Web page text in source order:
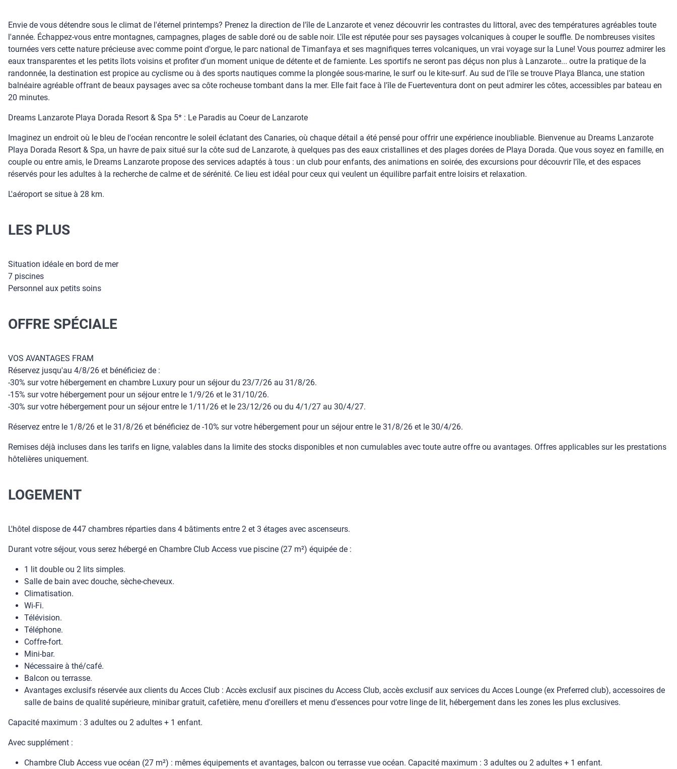
Envie de vous détendre sous le climat de l'éternel printemps? Prenez la direction de l'île de Lanzarote et venez découvrir les contrastes du littoral, avec des températures agréables toute
l'année. Échappez-vous entre montagnes, campagnes, plages de sable doré ou de sable noir. L'île est réputée pour ses paysages volcaniques à couper le souffle. De nombreuses visites
tournées vers cette nature précieuse avec comme point d'orgue, le parc national de Timanfaya et ses magnifiques terres volcaniques, un vrai voyage sur la Lune! Vous pourrez admirer les
eaux transparentes et les petits îlots voisins et profiter d'un moment unique de détente et de farniente. Les sportifs ne seront pas déçus non plus à Lanzarote... outre la pratique de la
randonnée, la destination est propice au cyclisme ou à des sports nautiques comme la plongée sous-marine, le surf ou le kite-surf. Au sud de l'île se trouve Playa Blanca, une station
balnéaire agréable offrant de beaux paysages avec sa côte rocheuse tombant dans la mer. Elle fait face à l'île de Fuerteventura dont on peut admirer les côtes, accessibles par bateau en
20 minutes.
Dreams Lanzarote Playa Dorada Resort & Spa 5* : Le Paradis au Coeur de Lanzarote
Imaginez un endroit où le bleu de l'océan rencontre le soleil éclatant des Canaries, où chaque détail a été pensé pour offrir une expérience inoubliable. Bienvenue au Dreams Lanzarote
Playa Dorada Resort & Spa, un havre de paix situé sur la côte sud de Lanzarote, à quelques pas des eaux cristallines et des plages dorées de Playa Dorada. Que vous soyez en famille, en
couple ou entre amis, le Dreams Lanzarote propose des services adaptés à tous : un club pour enfants, des animations en soirée, des excursions pour découvrir l'île, et des espaces
réservés pour les adultes à la recherche de calme et de sérénité. Ce lieu est idéal pour ceux qui veulent un équilibre parfait entre loisirs et relaxation.
L'aéroport se situe à 28 km.
LES PLUS
Situation idéale en bord de mer
7 piscines
Personnel aux petits soins
OFFRE SPÉCIALE
VOS AVANTAGES FRAM
Réservez jusqu'au 4/8/26 et bénéficiez de :
-30% sur votre hébergement en chambre Luxury pour un séjour du 23/7/26 au 31/8/26.
-15% sur votre hébergement pour un séjour entre le 1/9/26 et le 31/10/26.
-30% sur votre hébergement pour un séjour entre le 1/11/26 et le 23/12/26 ou du 4/1/27 au 30/4/27.
Réservez entre le 1/8/26 et le 31/8/26 et bénéficiez de -10% sur votre hébergement pour un séjour entre le 31/8/26 et le 30/4/26.
Remises déjà incluses dans les tarifs en ligne, valables dans la limite des stocks disponibles et non cumulables avec toute autre offre ou avantages. Offres applicables sur les prestations
hôtelières uniquement.
LOGEMENT
L'hôtel dispose de 447 chambres réparties dans 4 bâtiments entre 2 et 3 étages avec ascenseurs.
Durant votre séjour, vous serez hébergé en Chambre Club Access vue piscine (27 m²) équipée de :
1 lit double ou 2 lits simples.
Salle de bain avec douche, sèche-cheveux.
Climatisation.
Wi-Fi.
Télévision.
Téléphone.
Coffre-fort.
Mini-bar.
Nécessaire à thé/café.
Balcon ou terrasse.
Avantages exclusifs réservée aux clients du Acces Club : Accès exclusif aux piscines du Access Club, accès exclusif aux services du Acces Lounge (ex Preferred club), accessoires de
salle de bains de qualité supérieure, minibar gratuit, cafetière, menu d'oreillers et menu d'essences pour votre linge de lit, hébergement dans les zones les plus exclusives.
Capacité maximum : 3 adultes ou 2 adultes + 1 enfant.
Avec supplément :
Chambre Club Access vue océan (27 m²) : mêmes équipements et avantages, balcon ou terrasse vue océan. Capacité maximum : 3 adultes ou 2 adultes + 1 enfant.